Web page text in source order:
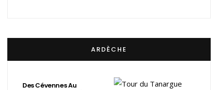
ARDÈCHE
Des Cévennes Au